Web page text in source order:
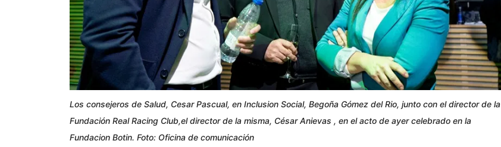
Los consejeros de Salud, Cesar Pascual, en Inclusion Social, Begoña Gómez del Rio, junto con el director de la
Fundación Real Racing Club,el director de la misma, César Anievas , en el acto de ayer celebrado en la
Fundacion Botin. Foto: Oficina de comunicación